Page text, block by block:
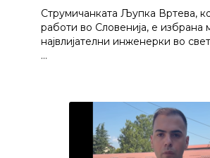
Струмичанката Љупка Вртева,
работи во Словенија, е избрана
највлијателни инженерки во
…